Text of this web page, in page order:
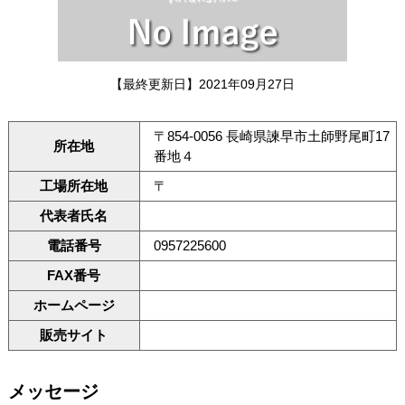
【最終更新日】2021年09月27日
所在地
〒854-0056 長崎県諫早市土師野尾町17
番地４
工場所在地
〒
代表者氏名
電話番号
0957225600
FAX番号
ホームページ
販売サイト
メッセージ